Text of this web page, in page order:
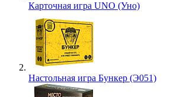
Карточная игра UNO (Уно)
Настольная игра Бункер (Э051)